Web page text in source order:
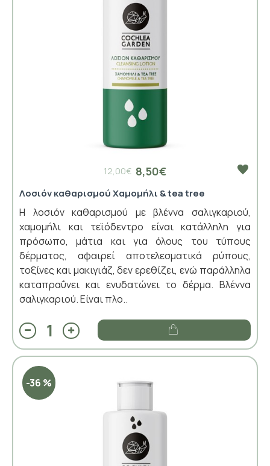
8,50€
12,00€
Λοσιόν καθαρισμού Χαμομήλι & tea tree
Η λοσιόν καθαρισμού με βλέννα σαλιγκαριού,
χαμομήλι και τεϊόδεντρο είναι κατάλληλη για
πρόσωπο, μάτια και για όλους του τύπους
δέρματος, αφαιρεί αποτελεσματικά ρύπους,
τοξίνες και μακιγιάζ, δεν ερεθίζει, ενώ παράλληλα
καταπραΰνει και ενυδατώνει το δέρμα. Βλέννα
σαλιγκαριού. Είναι πλο..
-36 %